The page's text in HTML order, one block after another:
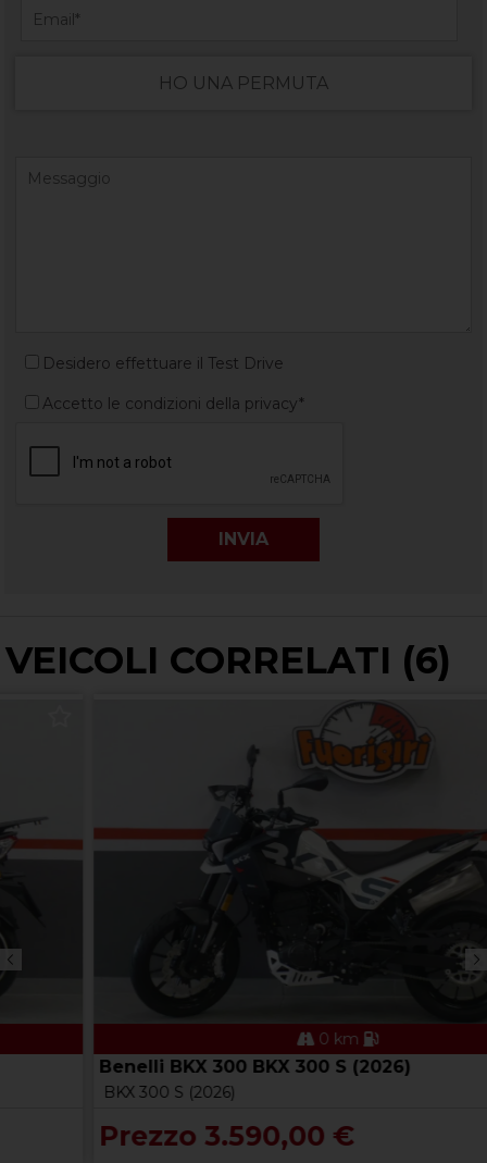
HO UNA PERMUTA
Desidero effettuare il Test Drive
Accetto le condizioni della privacy*
VEICOLI CORRELATI (6)
Benelli BKX 300 BKX 300 S (2026)
BKX 300 S (2026)
Prezzo 3.590,00 €